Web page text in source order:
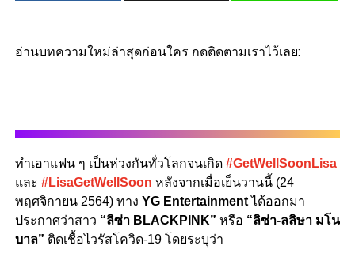
อ่านบทความใหม่ล่าสุดก่อนใคร กดติดตามเราไว้เลย:
ทำเอาแฟน ๆ เป็นห่วงกันทั่วโลกจนเกิด #GetWellSoonLisa
และ #LisaGetWellSoon หลังจากเมื่อเย็นวานนี้ (24
พฤศจิกายน 2564) ทาง YG Entertainmentได้ออกมา
ประกาศว่าสาว “ลิซ่า BLACKPINK” หรือ “ลิซ่า-ลลิษา มโน
บาล” ติดเชื้อไวรัสโควิด-19 โดยระบุว่า